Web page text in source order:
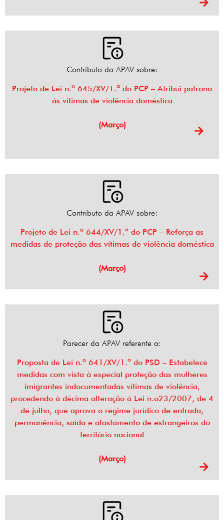
Contributo da APAV sobre:
Projeto de Lei n.º 645/XV/1.ª do PCP – Atribui patrono
às vítimas de violência doméstica
(Março)
Contributo da APAV sobre:
Projeto de Lei n.º 644/XV/1.ª do PCP – Reforça as
medidas de proteção das vítimas de violência doméstica
(Março)
Parecer da APAV referente a:
Proposta de Lei n.º 641/XV/1.ª do PSD – Estabelece
medidas com vista à especial proteção das mulheres
imigrantes indocumentadas vítimas de violência,
procedendo à décima alteração à Lei n.o23/2007, de 4
de julho, que aprova o regime jurídico de entrada,
permanência, saída e afastamento de estrangeiros do
território nacional
(Março)